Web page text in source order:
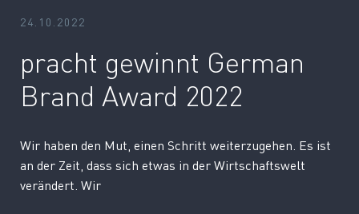
24.10.2022
pracht gewinnt German
Brand Award 2022
Wir haben den Mut, einen Schritt weiter­zu­gehen. Es ist
an der Zeit, dass sich etwas in der Wirtschaftswelt
verändert. Wir